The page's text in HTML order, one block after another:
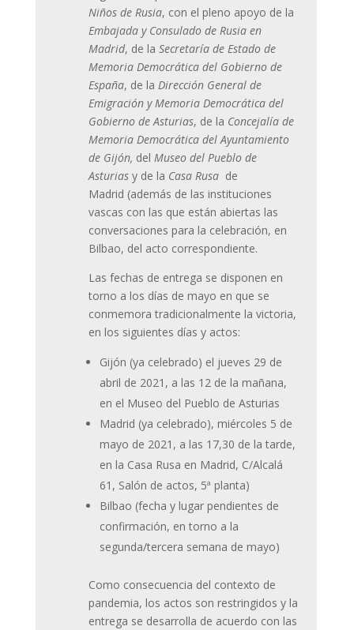
Niños de Rusia, con el pleno apoyo de la
Embajada y Consulado de Rusia en
Madrid, de la Secretaría de Estado de
Memoria Democrática del Gobierno de
España, de la Dirección General de
Emigración y Memoria Democrática del
Gobierno de Asturias, de la Concejalía de
Memoria Democrática del Ayuntamiento
de Gijón, del Museo del Pueblo de
Asturias y de la Casa Rusa de
Madrid (además de las instituciones
vascas con las que están abiertas las
conversaciones para la celebración, en
Bilbao, del acto correspondiente.
Las fechas de entrega se disponen en
torno a los días de mayo en que se
conmemora tradicionalmente la victoria,
en los siguientes días y actos:
Gijón (ya celebrado) el jueves 29 de
abril de 2021, a las 12 de la mañana,
en el Museo del Pueblo de Asturias
Madrid (ya celebrado), miércoles 5 de
mayo de 2021, a las 17,30 de la tarde,
en la Casa Rusa en Madrid, C/Alcalá
61, Salón de actos, 5ª planta)
Bilbao (fecha y lugar pendientes de
confirmación, en torno a la
segunda/tercera semana de mayo)
Como consecuencia del contexto de
pandemia, los actos son restringidos y la
entrega se desarrolla de acuerdo con las